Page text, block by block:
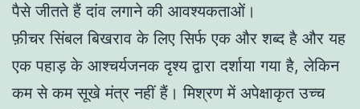
पैसे जीतते हैं दांव लगाने की आवश्यकताओं।
फ़ीचर सिंबल बिखराव के लिए सिर्फ एक और शब्द है और यह
एक पहाड़ के आश्चर्यजनक दृश्य द्वारा दर्शाया गया है, लेकिन
कम से कम सूखे मंत्र नहीं हैं। मिश्रण में अपेक्षाकृत उच्च